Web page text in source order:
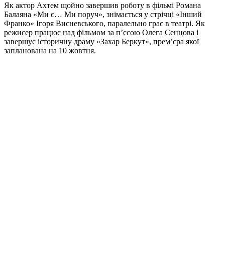
Як актор Ахтем щойно завершив роботу в фільмі Романа
Балаяна «Ми є… Ми поруч», знімається у стрічці «Інший
Франко» Ігоря Висневського, паралельно грає в театрі. Як
режисер працює над фільмом за п’єсою Олега Сенцова і
завершує історичну драму «Захар Беркут», прем’єра якої
запланована на 10 жовтня.